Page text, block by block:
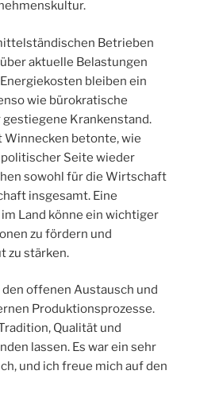
Betrieben
aktuelle Belastungen
bleiben ein
wie bürokratische
Krankenstand.
betonte, wie
Seite wieder
sowohl für die Wirtschaft
insgesamt. Eine
Land könne ein wichtiger
zu fördern und
zu stärken.
offenen Austausch und
Produktionsprozesse.
Qualität und
lassen. Es war ein sehr
und ich freue mich auf den